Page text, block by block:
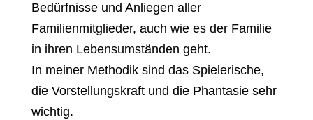
Bedürfnisse und Anliegen aller
Familienmitglieder, auch wie es der Familie
in ihren Lebensumständen geht.
In meiner Methodik sind das Spielerische,
die Vorstellungskraft und die Phantasie sehr
wichtig.